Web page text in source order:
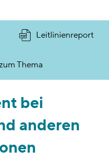
Leitlinienreport
Thema
bei
anderen